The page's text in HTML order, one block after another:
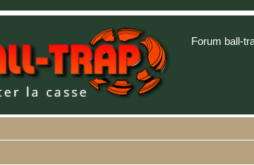
Forum ball-